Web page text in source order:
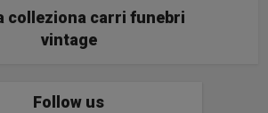
colleziona carri funebri
vintage
Follow us